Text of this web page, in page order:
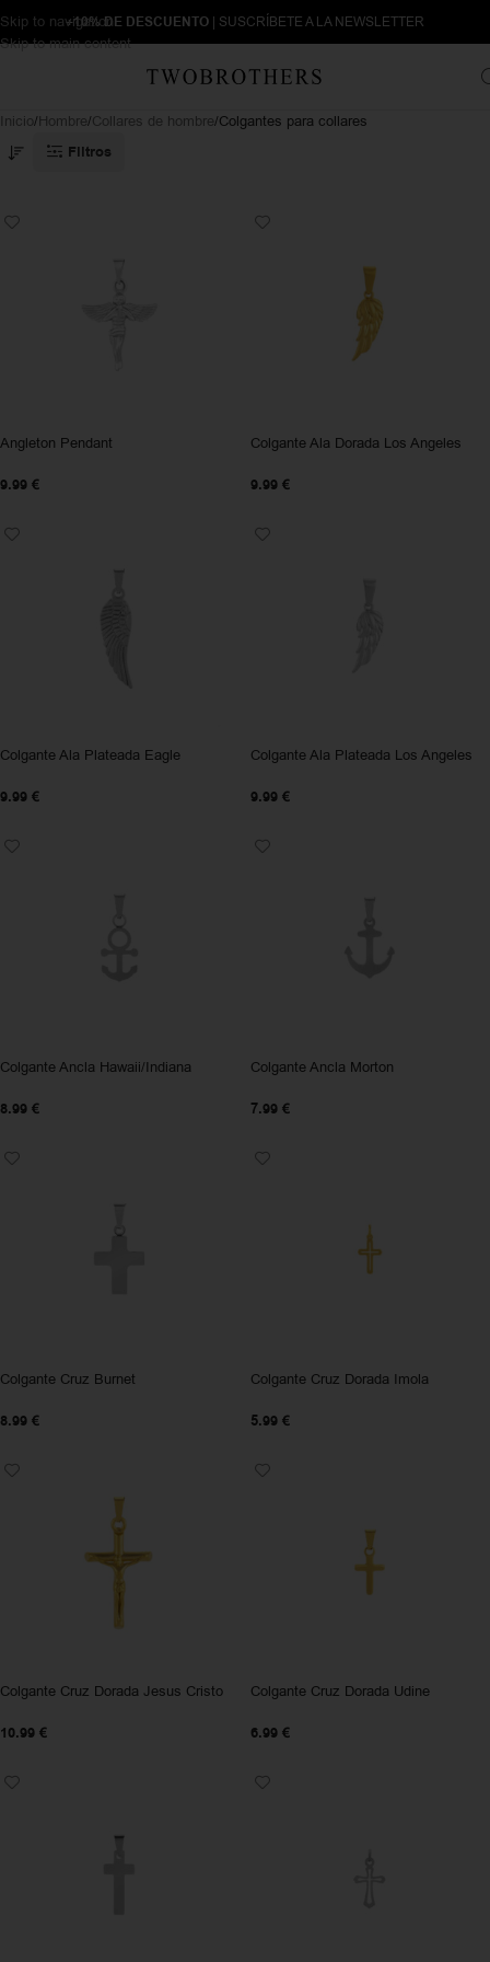
Skip to navigation
Skip to main content
+10% DE DESCUENTO | SUSCRÍBETE A LA NEWSLETTER
Inicio Hombre Collares de hombre Colgantes para collares
Filtros
Angleton Pendant
9.99 €
Colgante Ala Dorada Los Angeles
9.99 €
Colgante Ala Plateada Eagle
9.99 €
Colgante Ala Plateada Los Angeles
9.99 €
Colgante Ancla Hawaii/Indiana
8.99 €
Colgante Ancla Morton
7.99 €
Colgante Cruz Burnet
8.99 €
Colgante Cruz Dorada Imola
5.99 €
Colgante Cruz Dorada Jesus Cristo
10.99 €
Colgante Cruz Dorada Udine
6.99 €